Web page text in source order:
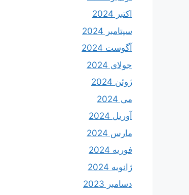
اکتبر 2024
سپتامبر 2024
آگوست 2024
جولای 2024
ژوئن 2024
می 2024
آوریل 2024
مارس 2024
فوریه 2024
ژانویه 2024
دسامبر 2023